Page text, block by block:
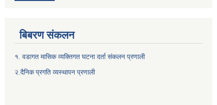
बिबरण संकलन
१. वडागत मासिक व्यक्तिगत घटना दर्ता संकलन प्रणाली
२.दैनिक प्रगति व्यस्थापन प्रणाली